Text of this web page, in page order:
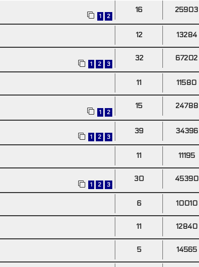
1 2
16 25903
12 13284
1 2 3
32 67202
11 11580
1 2
15 24788
1 2 3
39 34396
11 11195
1 2 3
30 45390
6 10010
11 12840
5 14565